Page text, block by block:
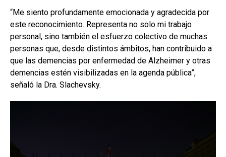
“Me siento profundamente emocionada y agradecida por
este reconocimiento. Representa no solo mi trabajo
personal, sino también el esfuerzo colectivo de muchas
personas que, desde distintos ámbitos, han contribuido a
que las demencias por enfermedad de Alzheimer y otras
demencias estén visibilizadas en la agenda pública”,
señaló la Dra. Slachevsky.